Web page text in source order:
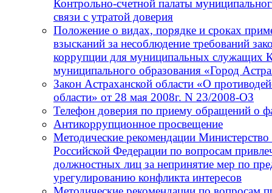
Контрольно-счетной палаты
связи с утратой доверия
Положение о видах, порядке и сроках
взысканий за несоблюдение требований
коррупции для муниципальных служащих
муниципального образования «Город
Закон Астраханской области «О
области» от 28 мая 2008г. N 23/2008-ОЗ
Телефон доверия по приему обращений о
Антикоррупционное просвещение
Методические рекомендации
Российской Федерации по вопросам
должностных лиц за непринятие мер по
урегулированию конфликта интересов